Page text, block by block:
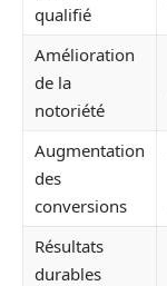
qualifié
Amélioration
de la
notoriété
Augmentation
des
conversions
Résultats
durables